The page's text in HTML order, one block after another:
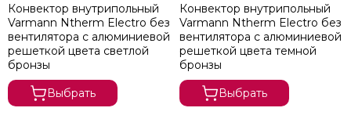
Конвектор внутрипольный
Varmann Ntherm Electro без
вентилятора c алюминиевой
решеткой цвета светлой
бронзы
Выбрать
Конвектор внутрипольный
Varmann Ntherm Electro без
вентилятора c алюминиевой
решеткой цвета темной
бронзы
Выбрать